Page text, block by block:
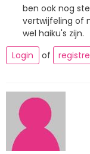
ben ook nog
vertwijfeling of
wel haiku's zijn.
Login
of